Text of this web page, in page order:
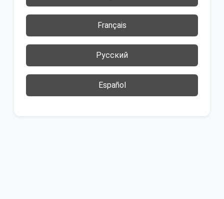
Français
Русский
Español